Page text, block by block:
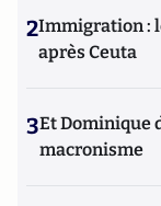
2Immigration :
après Ceuta
3Et Dominique
macronisme